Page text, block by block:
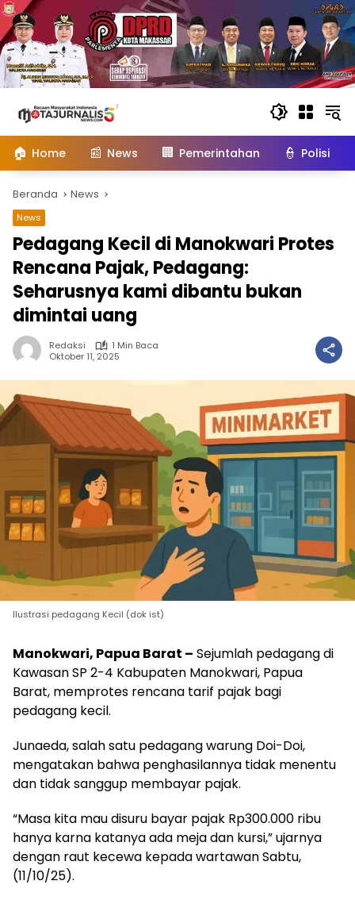
konten
🏠 Home 📰 News 🏢 Pemerintahan 👮 Polisi
Beranda News
News
Pedagang Kecil di Manokwari Protes
Rencana Pajak, Pedagang:
Seharusnya kami dibantu bukan
dimintai uang
Redaksi
1 Min Baca
Oktober 11, 2025
Ilustrasi pedagang Kecil (dok ist)
Manokwari, Papua Barat – Sejumlah pedagang di
Kawasan SP 2-4 Kabupaten Manokwari, Papua
Barat, memprotes rencana tarif pajak bagi
pedagang kecil.
Junaeda, salah satu pedagang warung Doi-Doi,
mengatakan bahwa penghasilannya tidak menentu
dan tidak sanggup membayar pajak.
“Masa kita mau disuru bayar pajak Rp300.000 ribu
hanya karna katanya ada meja dan kursi,” ujarnya
dengan raut kecewa kepada wartawan Sabtu,
(11/10/25).